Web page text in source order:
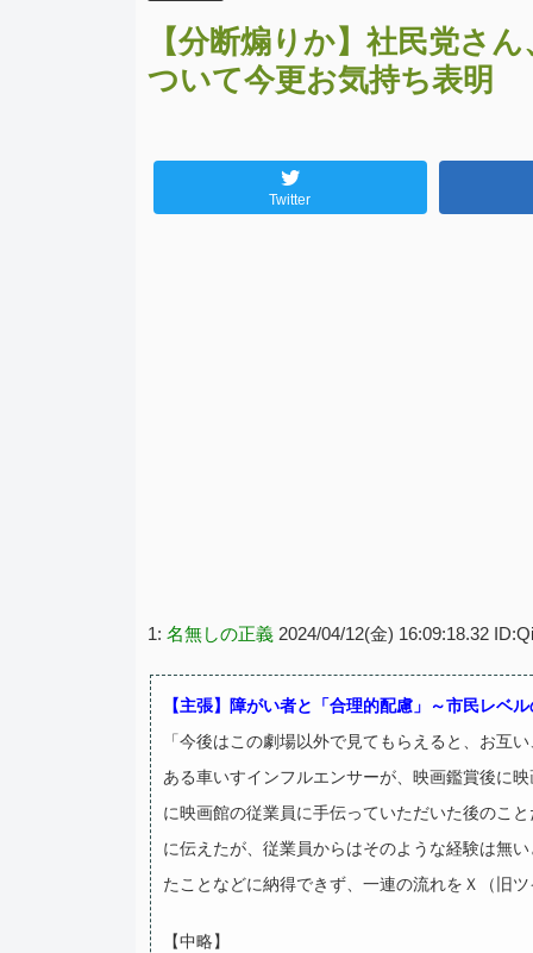
【分断煽りか】社民党さ
ついて今更お気持ち表明
Twitter
1: 名無しの正義 2024/04/12(金) 16:09:18.32
【主張】障がい者と「合理的配慮」～市民レベ
「今後はこの劇場以外で見てもらえると、お互
ある車いすインフルエンサーが、映画鑑賞後に
に映画館の従業員に手伝っていただいた後のこ
に伝えたが、従業員からはそのような経験は無
たことなどに納得できず、一連の流れをＸ（旧
【中略】